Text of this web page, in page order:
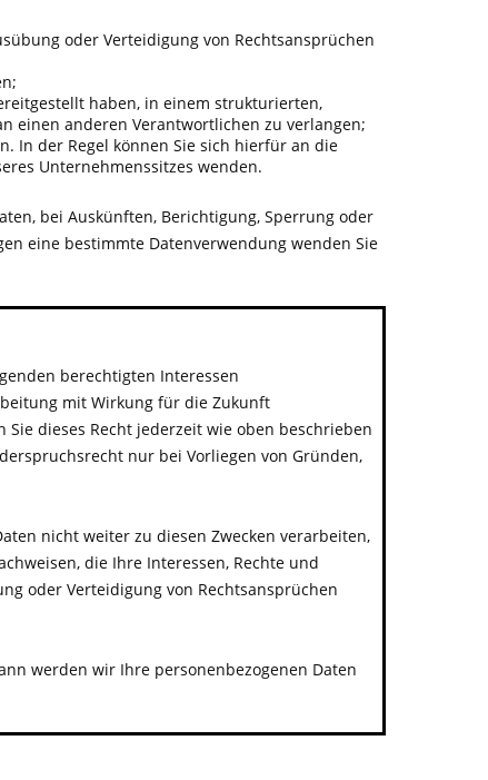
oder Verteidigung von Rechtsansprüchen
haben, in einem strukturierten,
einen anderen Verantwortlichen zu verlangen;
In der Regel können Sie sich hierfür an die
Unternehmenssitzes wenden.
bei Auskünften, Berichtigung, Sperrung oder
eine bestimmte Datenverwendung wenden Sie
berechtigten Interessen
mit Wirkung für die Zukunft
dieses Recht jederzeit wie oben beschrieben
nur bei Vorliegen von Gründen,
nicht weiter zu diesen Zwecken verarbeiten,
die Ihre Interessen, Rechte und
oder Verteidigung von Rechtsansprüchen
werden wir Ihre personenbezogenen Daten